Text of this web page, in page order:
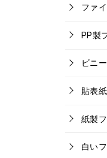
ファ
PP製
ビニ
貼表
紙製
白い